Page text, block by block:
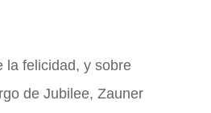
la felicidad, y sobre
de Jubilee, Zauner